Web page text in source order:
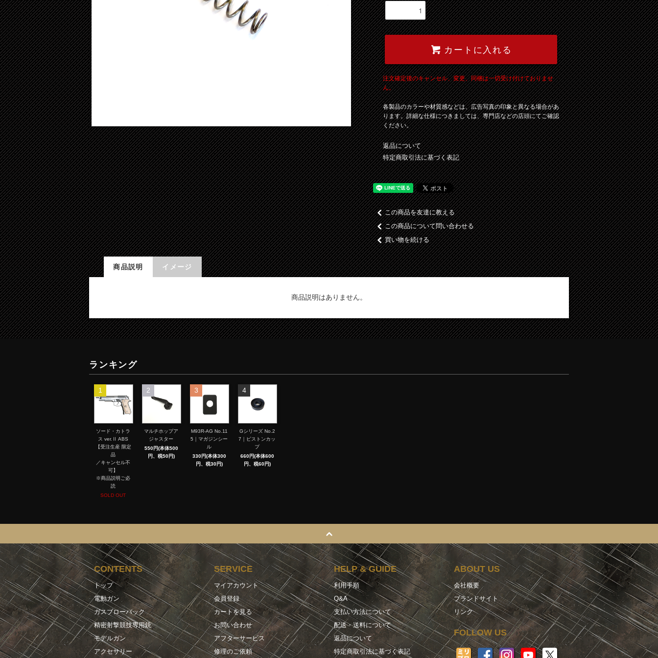
カートに入れる
注文確定後のキャンセル、変更、同梱は一切受け付けておりませ
ん。
各製品のカラーや材質感などは、広告写真の印象と異なる場合があ
ります。詳細な仕様につきましては、専門店などの店頭にてご確認
ください。
返品について
特定商取引法に基づく表記
この商品を友達に教える
この商品について問い合わせる
買い物を続ける
商品説明 イメージ
商品説明はありません。
ランキング
1
ソード・カトラ
ス ver.Ⅱ ABS
【受注生産 限定
品
／キャンセル不
可】
※商品説明ご必
読
SOLD OUT
2
マルチホップア
ジャスター
550円(本体500
円、税50円)
3
M93R-AG No.11
5｜マガジンシー
ル
330円(本体300
円、税30円)
4
Gシリーズ No.2
7｜ピストンカッ
プ
660円(本体600
円、税60円)
CONTENTS
トップ
電動ガン
ガスブローバック
精密射撃競技専用銃
モデルガン
アクセサリー
SERVICE
マイアカウント
会員登録
カートを見る
お問い合わせ
アフターサービス
修理のご依頼
HELP & GUIDE
利用手順
Q&A
支払い方法について
配送・送料について
返品について
特定商取引法に基づく表記
ABOUT US
会社概要
ブランドサイト
リンク
FOLLOW US